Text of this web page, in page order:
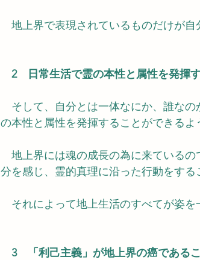
地上界で表現されているものだけが自
2　日常生活で霊の本性と属性を発揮
そして、自分とは一体なにか、誰なの
の本性と属性を発揮することができるよ
地上界には魂の成長の為に来ているの
分を感じ、霊的真理に沿った行動をする
それによって地上生活のすべてが姿を
3　「利己主義」が地上界の癌である